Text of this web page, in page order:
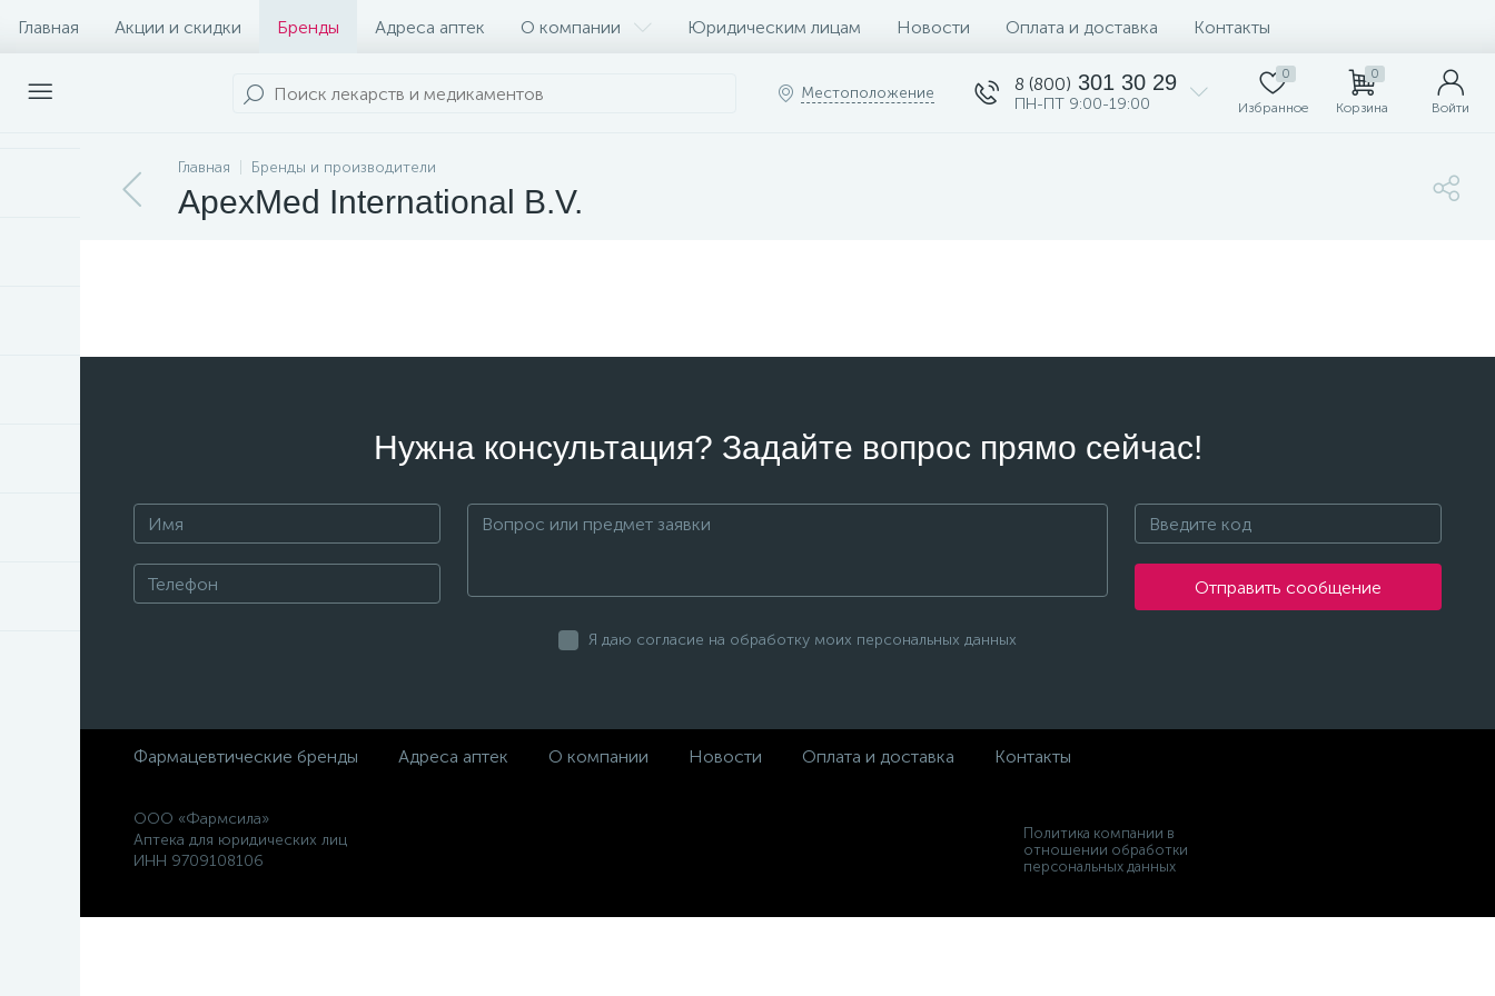
Главная Акции и скидки Бренды Адреса аптек О компании Юридическим лицам Новости Оплата и доставка Контакты
Местоположение 8 (800) 301 30 29
ПН-ПТ 9:00-19:00
0
Избранное
0
Корзина Войти
Главная Бренды и производители
ApexMed International B.V.
Нужна консультация? Задайте вопрос прямо сейчас!
Отправить сообщение
Я даю согласие на обработку моих персональных данных
Фармацевтические бренды Адреса аптек О компании Новости Оплата и доставка Контакты
ООО «Фармсила»
Аптека для юридических лиц
ИНН 9709108106
Политика компании в
отношении обработки
персональных данных